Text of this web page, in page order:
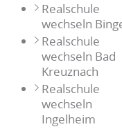
Realschule
wechseln
Realschule
wechseln Bad
Kreuznach
Realschule
wechseln
Ingelheim